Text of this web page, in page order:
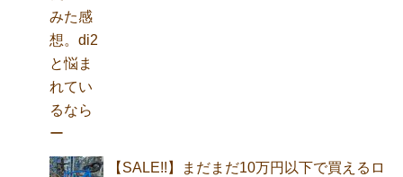
【SALE!!】まだまだ10万円以下で買えるロ